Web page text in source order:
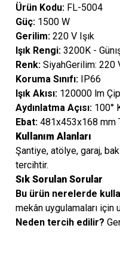
Ürün Kodu: FL-5004
Güç: 1500 W
Gerilim: 220 V Işık
Işık Rengi: 3200K -
Renk: SiyahGerilim: 220
Koruma Sınıfı: IP66
Işık Akısı: 120000 lm Çip
Aydınlatma Açısı: 100°
Ebat: 481x453x168 mm
Kullanım Alanları
Şantiye, atölye, garaj,
tercihtir.
Sık Sorulan Sorular
Bu ürün nerelerde
mekân uygulamaları için
Neden tercih edilir?